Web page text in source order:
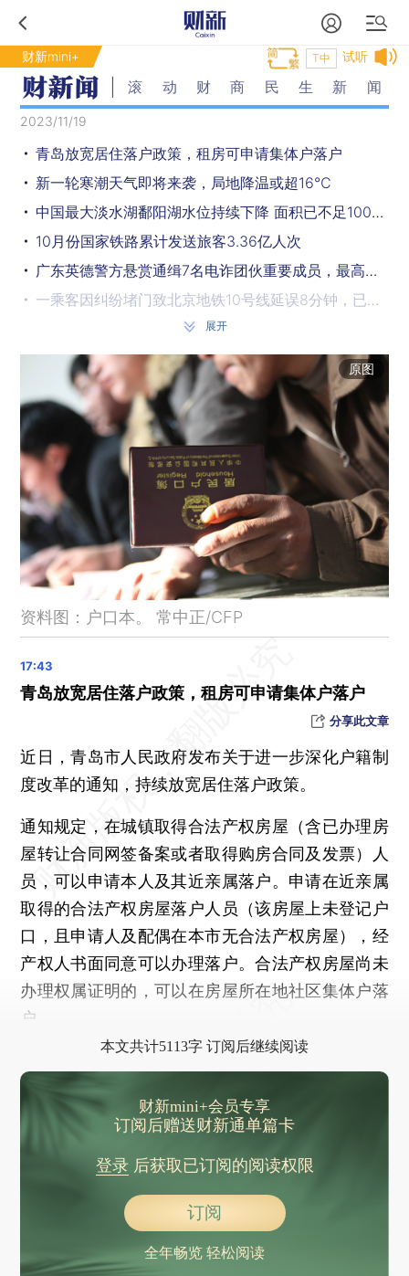
财新mini+ 试听
T中
滚动财商民生新闻
2023/11/19
青岛放宽居住落户政策，租房可申请集体户落户
新一轮寒潮天气即将来袭，局地降温或超16℃
中国最大淡水湖鄱阳湖水位持续下降 面积已不足1000平方公里
10月份国家铁路累计发送旅客3.36亿人次
广东英德警方悬赏通缉7名电诈团伙重要成员，最高奖励30万元
一乘客因纠纷堵门致北京地铁10号线延误8分钟，已被行拘
天舟七号货运飞船将于2024年初发射
石家庄等河北8市与天津启动重污染天气Ⅱ级应急响应
美国“星舟”火箭第二次试射发生爆炸
中国一渔船倾覆5人失踪，驻福冈总领馆要求日方全力搜救
展开
原图
资料图：户口本。 常中正/CFP
青岛放宽居住落户政策，租房可申请集体户落户
分享此文章
近日，青岛市人民政府发布关于进一步深化户籍制
度改革的通知，持续放宽居住落户政策。
通知规定，在城镇取得合法产权房屋（含已办理房
屋转让合同网签备案或者取得购房合同及发票）人
员，可以申请本人及其近亲属落户。申请在近亲属
取得的合法产权房屋落户人员（该房屋上未登记户
口，且申请人及配偶在本市无合法产权房屋），经
产权人书面同意可以办理落户。合法产权房屋尚未
办理权属证明的，可以在房屋所在地社区集体户落
户。
本文共计5113字 订阅后继续阅读
财新mini+会员专享
订阅后赠送财新通单篇卡
登录后获取已订阅的阅读权限
订阅
全年畅览 轻松阅读